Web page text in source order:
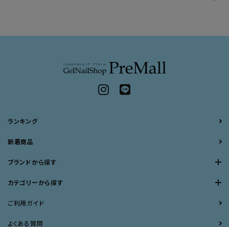
ランキング
新着商品
ブランドから探す
カテゴリーから探す
ご利用ガイド
よくある質問